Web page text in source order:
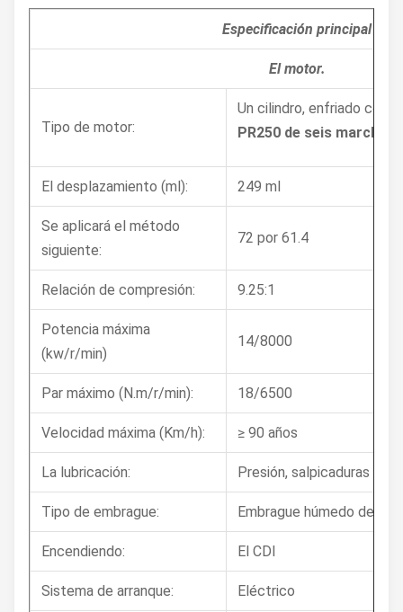
Especificación principal
El motor.
Tipo de motor:
Un cilindro, enfriado con
PR250 de seis marchas
El desplazamiento (ml): 249 ml
Se aplicará el método
siguiente:
72 por 61.4
Relación de compresión: 9.25:1
Potencia máxima
(kw/r/min)
14/8000
Par máximo (N.m/r/min): 18/6500
Velocidad máxima (Km/h): ≥ 90 años
La lubricación: Presión, salpicaduras
Tipo de embrague: Embrague húmedo de
Encendiendo: El CDI
Sistema de arranque: Eléctrico